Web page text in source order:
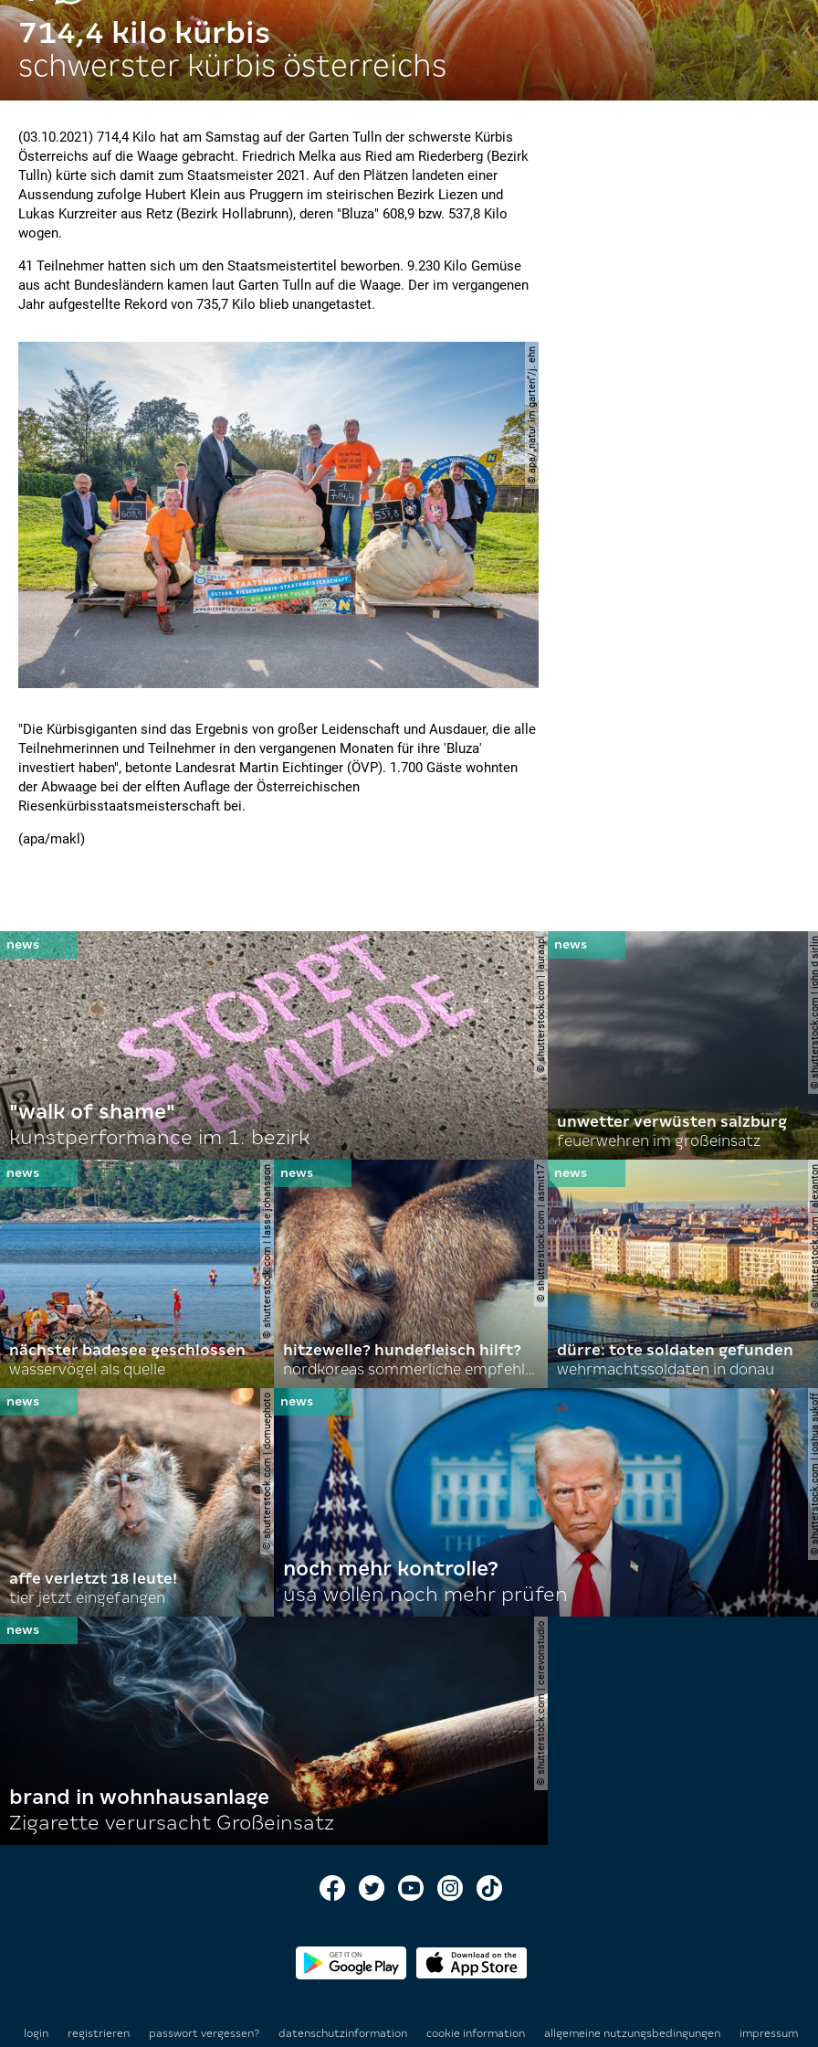
714,4 kilo kürbis
schwerster kürbis österreichs
(03.10.2021) 714,4 Kilo hat am Samstag auf der Garten Tulln der schwerste Kürbis
Österreichs auf die Waage gebracht. Friedrich Melka aus Ried am Riederberg (Bezirk
Tulln) kürte sich damit zum Staatsmeister 2021. Auf den Plätzen landeten einer
Aussendung zufolge Hubert Klein aus Pruggern im steirischen Bezirk Liezen und
Lukas Kurzreiter aus Retz (Bezirk Hollabrunn), deren "Bluza" 608,9 bzw. 537,8 Kilo
wogen.
41 Teilnehmer hatten sich um den Staatsmeistertitel beworben. 9.230 Kilo Gemüse
aus acht Bundesländern kamen laut Garten Tulln auf die Waage. Der im vergangenen
Jahr aufgestellte Rekord von 735,7 Kilo blieb unangetastet.
© apa/„natur im garten“/j. ehn
"Die Kürbisgiganten sind das Ergebnis von großer Leidenschaft und Ausdauer, die alle
Teilnehmerinnen und Teilnehmer in den vergangenen Monaten für ihre 'Bluza'
investiert haben", betonte Landesrat Martin Eichtinger (ÖVP). 1.700 Gäste wohnten
der Abwaage bei der elften Auflage der Österreichischen
Riesenkürbisstaatsmeisterschaft bei.
(apa/makl)
© shutterstock.com | lauraapl
"walk of shame"
kunstperformance im 1. bezirk
©
unwetter verwüsten salzburg
feuerwehren im großeinsatz
© shutterstock.com | lasse johansson
nächster badesee geschlossen
wasservögel als quelle
© shutterstock.com | asmit17
hitzewelle? hundefleisch hilft?
nordkoreas sommerliche empfehlungen
©
dürre: tote soldaten gefunden
wehrmachtssoldaten in donau
© shutterstock.com | domuephoto
affe verletzt 18 leute!
tier jetzt eingefangen
©
noch mehr kontrolle?
usa wollen noch mehr prüfen
© shutterstock.com | cerevonstudio
brand in wohnhausanlage
Zigarette verursacht Großeinsatz
login registrieren passwort vergessen? datenschutzinformation cookie information allgemeine nutzungsbedingungen
impressum